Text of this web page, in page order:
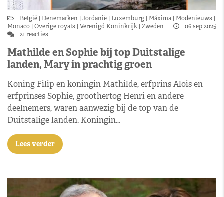
België Denemarken Jordanië Luxemburg Máxima Modenieuws
Monaco Overige royals Verenigd Koninkrijk Zweden
06 sep 2025
21 reacties
Mathilde en Sophie bij top Duitstalige
landen, Mary in prachtig groen
Koning Filip en koningin Mathilde, erfprins Alois en
erfprinses Sophie, groothertog Henri en andere
deelnemers, waren aanwezig bij de top van de
Duitstalige landen. Koningin…
Lees verder